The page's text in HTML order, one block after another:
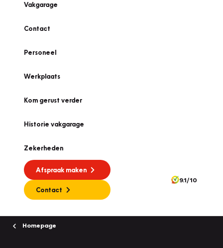
Vakgarage
Contact
Personeel
Werkplaats
Kom gerust verder
Historie vakgarage
Zekerheden
Afspraak maken
Contact
9.1/10
Homepage